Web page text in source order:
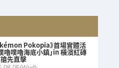
Pokopia》首場實體活
嚕噗嚕海底小鎮」in 橫濱紅磚
先直擊